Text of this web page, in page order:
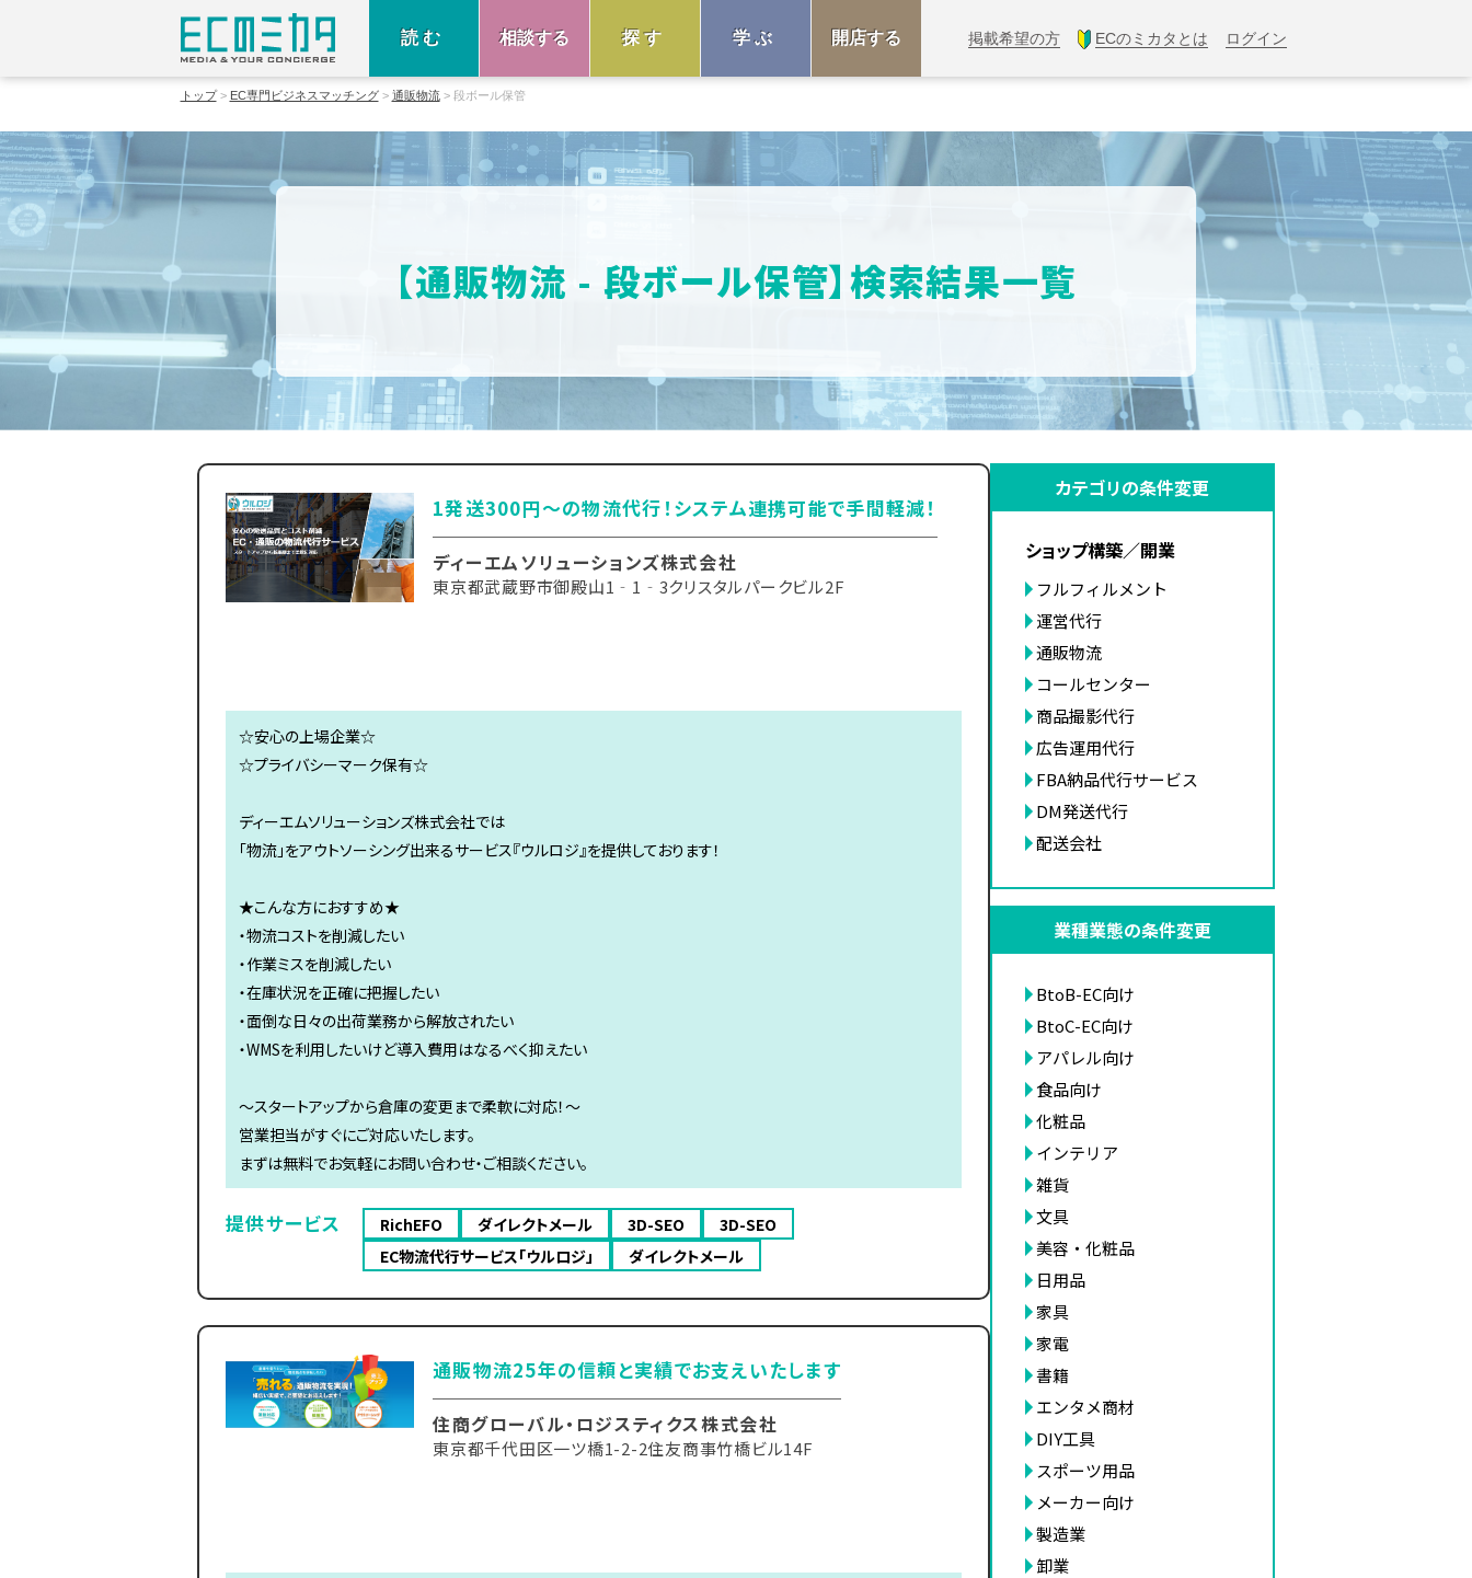
読む 相談する 探す 学ぶ 開店する 掲載希望の方 ECのミカタとは ログイン
トップ EC専門ビジネスマッチング 通販物流 段ボール保管
【通販物流 - 段ボール保管】検索結果一覧
1発送300円～の物流代行！システム連携可能で手間軽減！
ディーエムソリューションズ株式会社
東京都武蔵野市御殿山1‐1‐3クリスタルパークビル2F
☆安心の上場企業☆
☆プライバシーマーク保有☆
ディーエムソリューションズ株式会社では
「物流」をアウトソーシング出来るサービス『ウルロジ』を提供しております！
★こんな方におすすめ★
・物流コストを削減したい
・作業ミスを削減したい
・在庫状況を正確に把握したい
・面倒な日々の出荷業務から解放されたい
・WMSを利用したいけど導入費用はなるべく抑えたい
～スタートアップから倉庫の変更まで柔軟に対応！～
営業担当がすぐにご対応いたします。
まずは無料でお気軽にお問い合わせ・ご相談ください。
提供サービス RichEFO ダイレクトメール 3D-SEO
3D-SEO
EC物流代行サービス「ウルロジ」
ダイレクトメール
通販物流25年の信頼と実績でお支えいたします
住商グローバル・ロジスティクス株式会社
東京都千代田区一ツ橋1-2-2住友商事竹橋ビル14F
カテゴリの条件変更
ショップ構築／開業
フルフィルメント
運営代行
通販物流
コールセンター
商品撮影代行
広告運用代行
FBA納品代行サービス
DM発送代行
配送会社
業種業態の条件変更
BtoB-EC向け
BtoC-EC向け
アパレル向け
食品向け
化粧品
インテリア
雑貨
文具
美容・化粧品
日用品
家具
家電
書籍
エンタメ商材
DIY工具
スポーツ用品
メーカー向け
製造業
卸業